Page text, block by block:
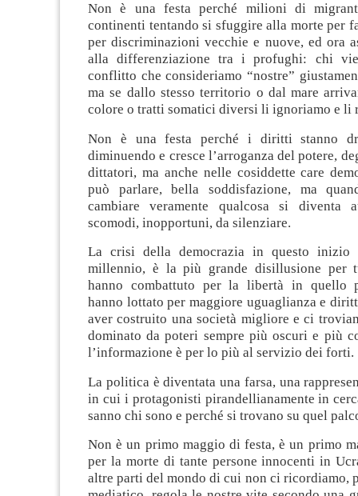
Non è una festa perché milioni di
continenti tentando si sfuggire alla morte per
per discriminazioni vecchie e nuove, ed ora
alla differenziazione tra i profughi: chi
conflitto che consideriamo “nostre”
ma se dallo stesso territorio o dal mare
colore o tratti somatici diversi li ignoriamo e li
Non è una festa perché i diritti stanno
diminuendo e cresce l’arroganza del potere,
dittatori, ma anche nelle cosiddette care
può parlare, bella soddisfazione, ma
cambiare veramente qualcosa si diventa
scomodi, inopportuni, da silenziare.
La crisi della democrazia in questo
millennio, è la più grande disillusione per
hanno combattuto per la libertà in quello
hanno lottato per maggiore uguaglianza e
aver costruito una società migliore e ci
dominato da poteri sempre più oscuri e più
l’informazione è per lo più al servizio dei forti.
La politica è diventata una farsa, una
in cui i protagonisti pirandellianamente in
sanno chi sono e perché si trovano su quel
Non è un primo maggio di festa, è un primo
per la morte di tante persone innocenti in
altre parti del mondo di cui non ci ricordiamo,